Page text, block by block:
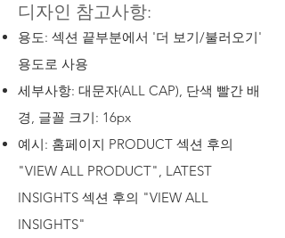
디자인 참고사항:
용도: 섹션 끝부분에서 '더 보기/불러오기'
용도로 사용
세부사항: 대문자(ALL CAP), 단색 빨간 배
경, 글꼴 크기: 16px
예시: 홈페이지 PRODUCT 섹션 후의
"VIEW ALL PRODUCT", LATEST
INSIGHTS 섹션 후의 "VIEW ALL
INSIGHTS"